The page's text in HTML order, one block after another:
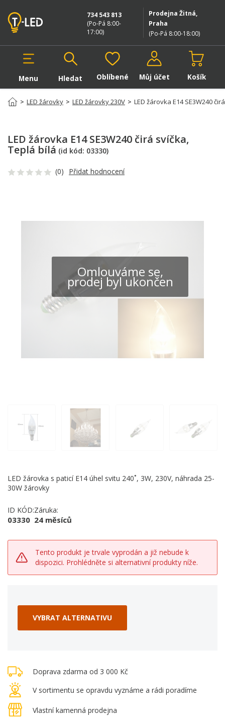
Prodejna Žitná,
Praha
(Po-Pá 8:00-18:00)
734 543 813
(Po-Pá 8:00-
17:00)
Menu Hledat
Hledat v produktech
Oblíbené Můj účet Košík
> LED žárovky > LED žárovky 230V > LED žárovka E14 SE3W240
Omlouváme se,
prodej byl ukončen
LED žárovka E14 SE3W240 čirá svíčka,
Teplá bílá (id kód: 03330)
(0) Přidat hodnocení
LED žárovka s paticí E14 úhel svitu 240˚, 3W, 230V, náhrada 25-
30W žárovky
ID KÓD:
03330
Záruka:
24 měsíců
Tento produkt je trvale vyprodán a již nebude k
dispozici. Prohlédněte si alternativní produkty níže.
VYBRAT ALTERNATIVU
Doprava zdarma od 3 000 Kč
V sortimentu se opravdu vyznáme a rádi poradíme
Vlastní kamenná prodejna